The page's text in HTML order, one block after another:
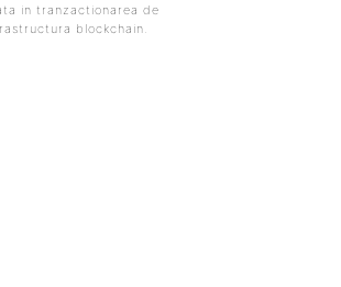
in tranzactionarea de
blockchain.